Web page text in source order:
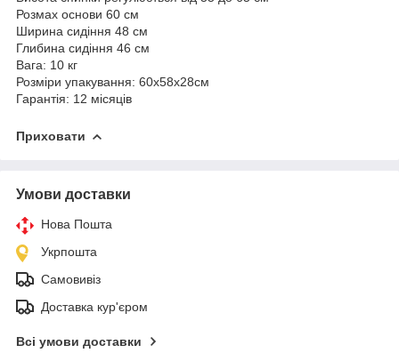
Розмах основи 60 см
Ширина сидіння 48 см
Глибина сидіння 46 см
Вага: 10 кг
Розміри упакування: 60x58x28см
Гарантія: 12 місяців
Приховати
Умови доставки
Нова Пошта
Укрпошта
Самовивіз
Доставка кур'єром
Всі умови доставки